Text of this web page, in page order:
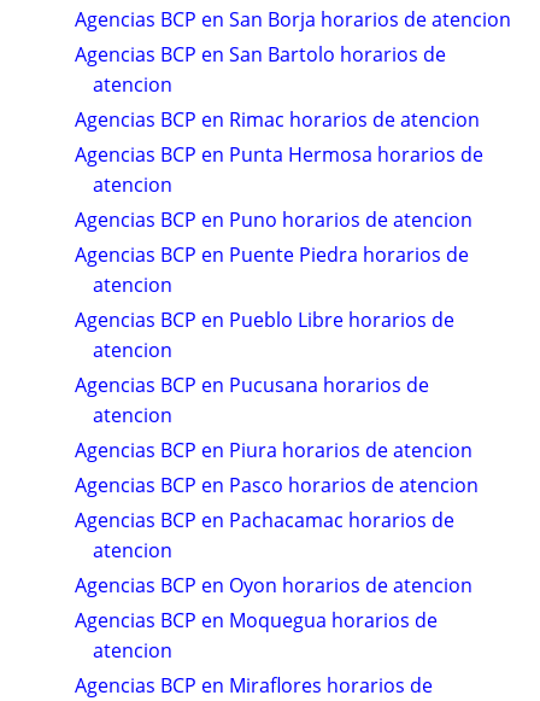
Agencias BCP en San Borja horarios de atencion
Agencias BCP en San Bartolo horarios de
atencion
Agencias BCP en Rimac horarios de atencion
Agencias BCP en Punta Hermosa horarios de
atencion
Agencias BCP en Puno horarios de atencion
Agencias BCP en Puente Piedra horarios de
atencion
Agencias BCP en Pueblo Libre horarios de
atencion
Agencias BCP en Pucusana horarios de
atencion
Agencias BCP en Piura horarios de atencion
Agencias BCP en Pasco horarios de atencion
Agencias BCP en Pachacamac horarios de
atencion
Agencias BCP en Oyon horarios de atencion
Agencias BCP en Moquegua horarios de
atencion
Agencias BCP en Miraflores horarios de